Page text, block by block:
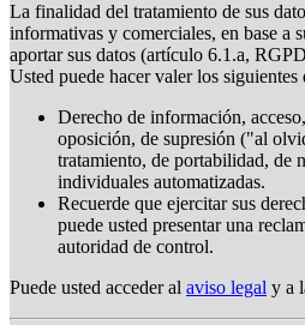
La finalidad del tratamiento de sus
informativas y comerciales, en base a
aportar sus datos (artículo 6.1.a,
Usted puede hacer valer los siguientes
Derecho de información,
oposición, de supresión ("al
tratamiento, de portabilidad, de
individuales automatizadas.
Recuerde que ejercitar sus
puede usted presentar una
autoridad de control.
Puede usted acceder al aviso legal y a